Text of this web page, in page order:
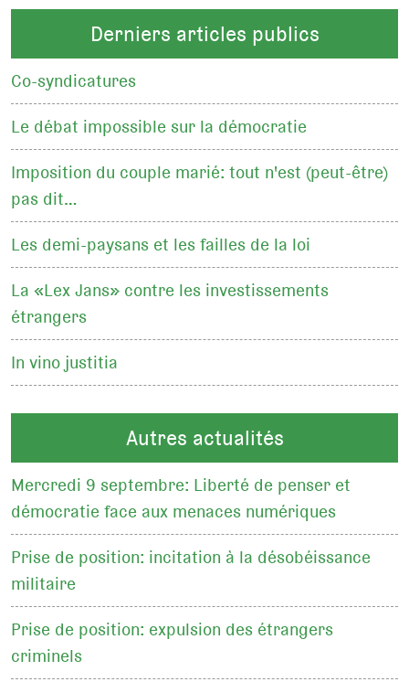
Derniers articles publics
Co-syndicatures
Le débat impossible sur la démocratie
Imposition du couple marié: tout n'est (peut-être)
pas dit…
Les demi-paysans et les failles de la loi
La «Lex Jans» contre les investissements
étrangers
In vino justitia
Autres actualités
Mercredi 9 septembre: Liberté de penser et
démocratie face aux menaces numériques
Prise de position: incitation à la désobéissance
militaire
Prise de position: expulsion des étrangers
criminels